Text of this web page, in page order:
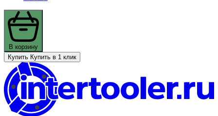
В корзину
Купить Купить в 1 клик